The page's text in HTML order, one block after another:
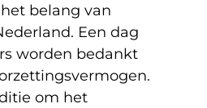
belang van
Een dag
worden bedankt
om het